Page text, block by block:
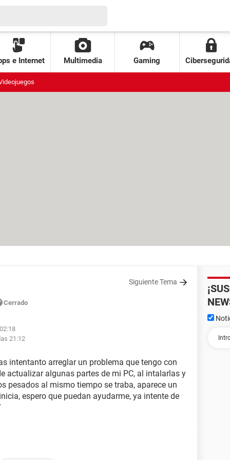
e Internet Multimedia Gaming
Siguiente Tema
Cerrado
21:12
intentanto arreglar un problema que tengo con
actualizar algunas partes de mi PC, al intalarlas y
pesados al mismo tiempo se traba, aparece un
espero que puedan ayudarme, ya intente de